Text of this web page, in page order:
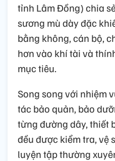
tỉnh Lâm Đồng) chia
sương mù dày đặc
bằng không, cán bộ,
hơn vào khí tài và
mục tiêu.
Song song với nhiệm
tác bảo quản, bảo
từng đường dây, thiết
đều được kiểm tra, vệ
luyện tập thường